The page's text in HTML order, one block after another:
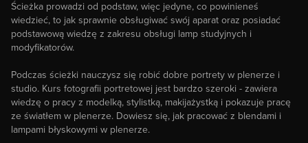
Ścieżka prowadzi od podstaw, więc jedyne, co powinieneś
wiedzieć, to jak sprawnie obsługiwać swój aparat oraz posiadać
podstawową wiedzę z zakresu obsługi lamp studyjnych i
modyfikatorów.
Podczas ścieżki nauczysz się robić dobre portrety w plenerze i
studio. Kurs fotografii portretowej jest bardzo szeroki - zawiera
wiedzę o pracy z modelką, stylistką, makijażystką i pokazuje pracę
ze światłem w plenerze. Dowiesz się, jak pracować z blendami i
lampami błyskowymi w plenerze.